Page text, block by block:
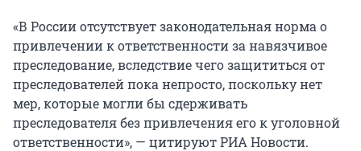
«В России отсутствует законодательная норма о
привлечении к ответственности за навязчивое
преследование, вследствие чего защититься от
преследователей пока непросто, поскольку нет
мер, которые могли бы сдерживать
преследователя без привлечения его к уголовной
ответственности», — цитируют РИА Новости.